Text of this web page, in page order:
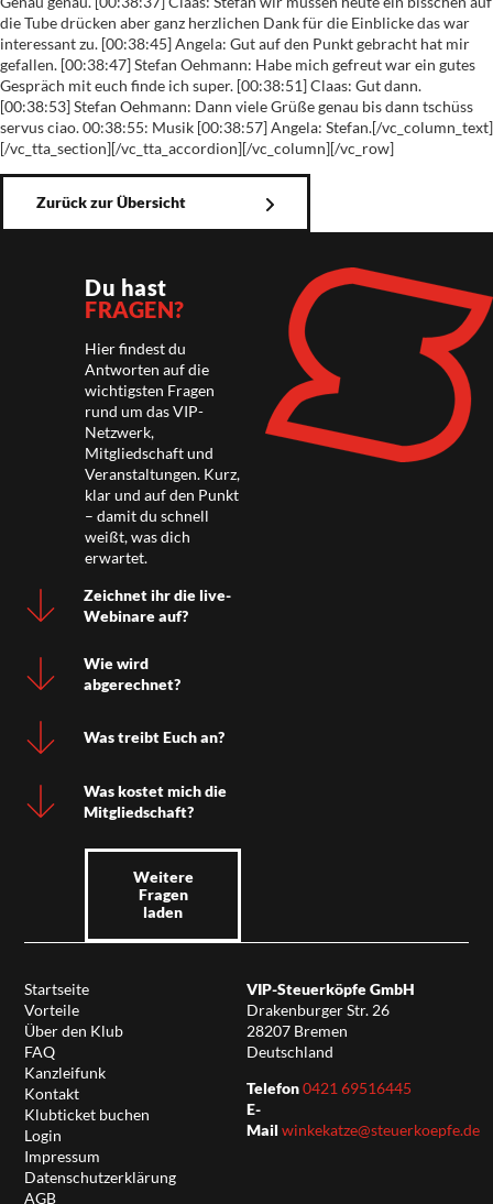
Zurück zur Übersicht
Du hast
FRAGEN?
Hier findest du
Antworten auf die
wichtigsten Fragen
rund um das VIP-
Netzwerk,
Mitgliedschaft und
Veranstaltungen. Kurz,
klar und auf den Punkt
– damit du schnell
weißt, was dich
erwartet.
Zeichnet ihr die live-
Webinare auf?
Wie wird
abgerechnet?
Was treibt Euch an?
Was kostet mich die
Mitgliedschaft?
Weitere
Fragen
laden
Startseite
Vorteile
Über den Klub
FAQ
Kanzleifunk
Kontakt
Klubticket buchen
Login
Impressum
Datenschutzerklärung
AGB
VIP-Steuerköpfe GmbH
Drakenburger Str. 26
28207 Bremen
Deutschland
Telefon0421 69516445
E-
Mail winkekatze@steuerkoepfe.de